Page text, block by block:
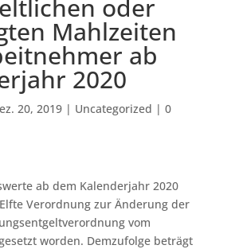
oder
Mahlzeiten
ab
2020
20, 2019| Uncategorized | 0
ab dem Kalenderjahr 2020
Verordnung zur Änderung der
vom
worden. Demzufolge beträgt